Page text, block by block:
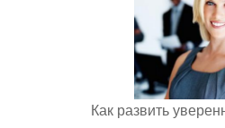
Как развить